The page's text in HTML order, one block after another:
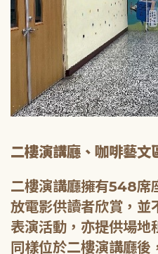
二樓演講廳、咖啡藝文
二樓演講廳擁有548席
放電影供讀者欣賞，並
表演活動，亦提供場地
同樣位於二樓演講廳